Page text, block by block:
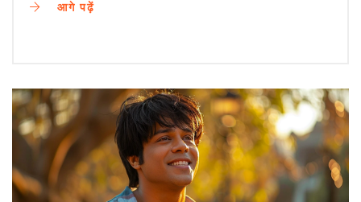
आगे पढ़ें